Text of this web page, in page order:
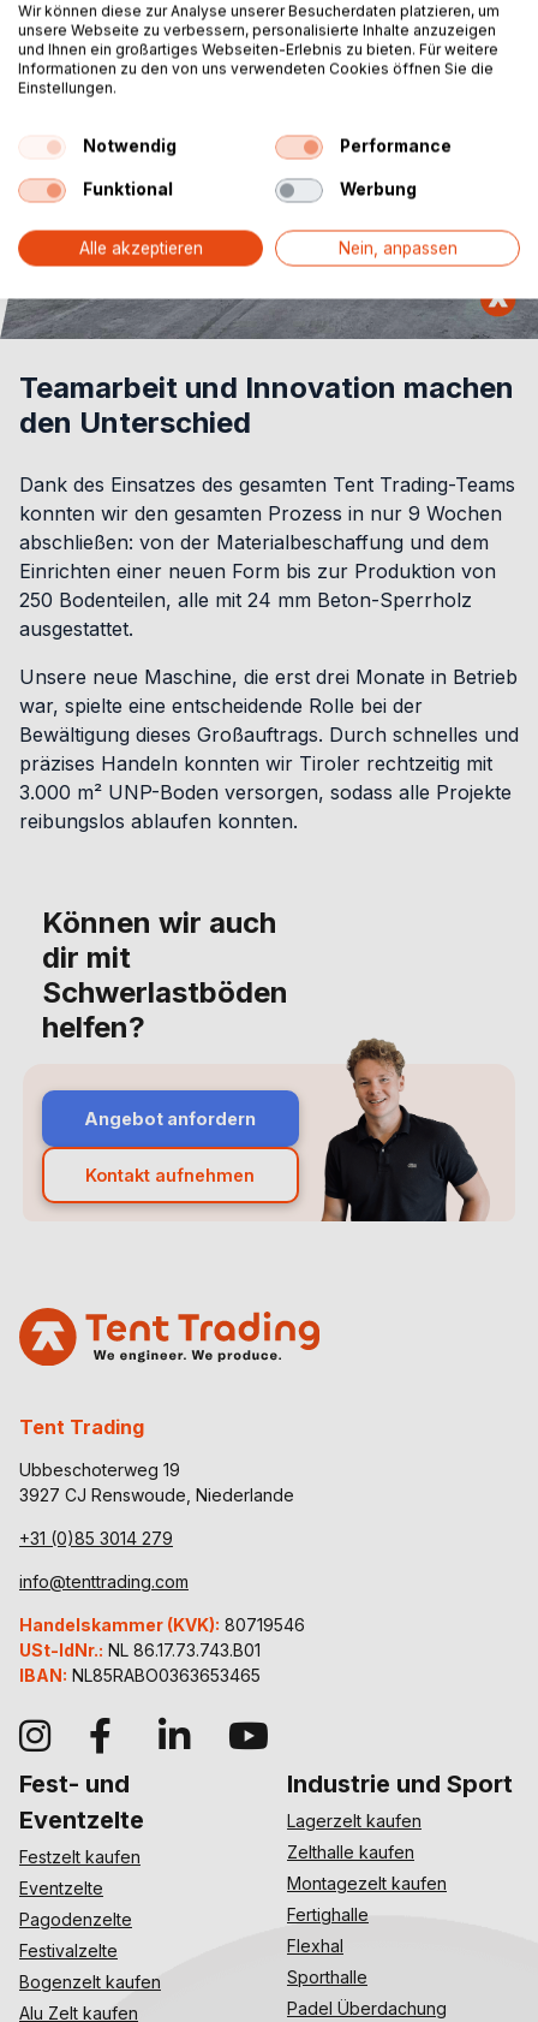
Teamarbeit und Innovation machen
den Unterschied
Dank des Einsatzes des gesamten Tent Trading-Teams
konnten wir den gesamten Prozess in nur 9 Wochen
abschließen: von der Materialbeschaffung und dem
Einrichten einer neuen Form bis zur Produktion von
250 Bodenteilen, alle mit 24 mm Beton-Sperrholz
ausgestattet.
Unsere neue Maschine, die erst drei Monate in Betrieb
war, spielte eine entscheidende Rolle bei der
Bewältigung dieses Großauftrags. Durch schnelles und
präzises Handeln konnten wir Tiroler rechtzeitig mit
3.000 m² UNP-Boden versorgen, sodass alle Projekte
reibungslos ablaufen konnten.
Können wir auch
dir mit
Schwerlastböden
helfen?
Angebot anfordern
Kontakt aufnehmen
Tent Trading
Ubbeschoterweg 19
3927 CJ Renswoude, Niederlande
+31 (0)85 3014 279
info@tenttrading.com
Handelskammer (KVK): 80719546
USt-IdNr.: NL 86.17.73.743.B01
IBAN: NL85RABO0363653465
Fest- und
Eventzelte
Festzelt kaufen
Eventzelte
Pagodenzelte
Festivalzelte
Bogenzelt kaufen
Alu Zelt kaufen
Industrie und Sport
Lagerzelt kaufen
Zelthalle kaufen
Montagezelt kaufen
Fertighalle
Flexhal
Sporthalle
Padel Überdachung
Wir können diese zur Analyse unserer Besucherdaten platzieren, um
unsere Webseite zu verbessern, personalisierte Inhalte anzuzeigen
und Ihnen ein großartiges Webseiten-Erlebnis zu bieten. Für weitere
Informationen zu den von uns verwendeten Cookies öffnen Sie die
Einstellungen.
Notwendig Performance
Funktional Werbung
Alle akzeptieren Nein, anpassen